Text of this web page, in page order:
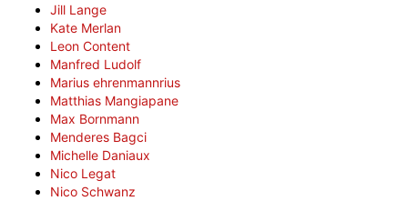
Jill Lange
Kate Merlan
Leon Content
Manfred Ludolf
Marius ehrenmannrius
Matthias Mangiapane
Max Bornmann
Menderes Bagci
Michelle Daniaux
Nico Legat
Nico Schwanz